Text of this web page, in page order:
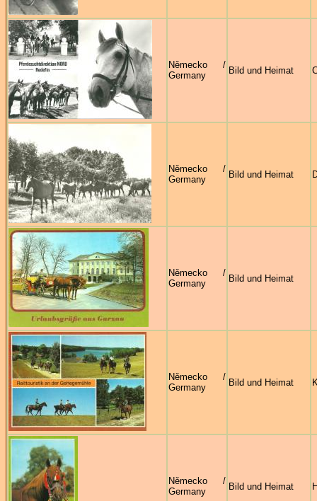
Německo /
Germany
Bild und Heimat
Německo /
Germany
Bild und Heimat
Německo /
Germany
Bild und Heimat
Německo /
Germany
Bild und Heimat
Německo /
Germany
Bild und Heimat